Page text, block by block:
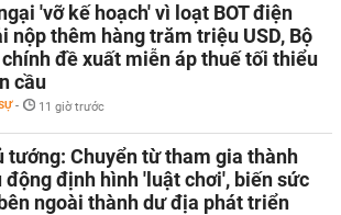
'vỡ kế hoạch' vì loạt BOT điện
nộp thêm hàng trăm triệu USD, Bộ
đề xuất miễn áp thuế tối thiểu
cầu
- 11 giờ trước
tướng: Chuyển từ tham gia thành
động định hình 'luật chơi', biến sức
ngoài thành dư địa phát triển